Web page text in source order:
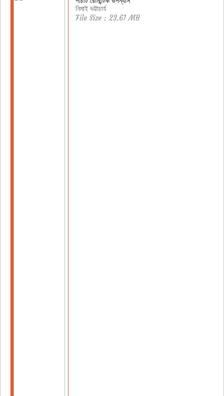
নিমাই ভট্টাচার্য
File Size : 23.61 MB